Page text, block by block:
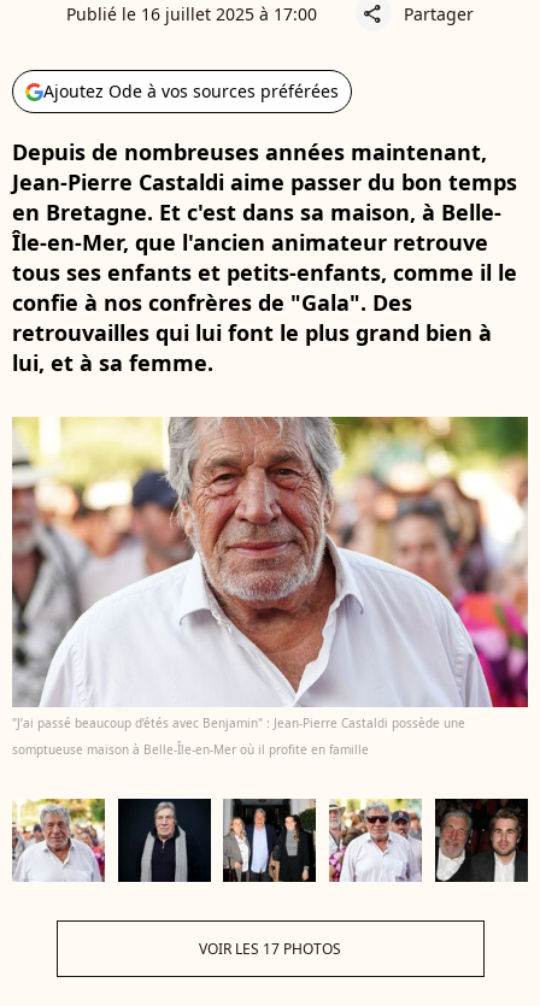
Publié le 16 juillet 2025 à 17:00 share Partager
Ajoutez Ode à vos sources préférées
Depuis de nombreuses années maintenant,
Jean-Pierre Castaldi aime passer du bon temps
en Bretagne. Et c'est dans sa maison, à Belle-
Île-en-Mer, que l'ancien animateur retrouve
tous ses enfants et petits-enfants, comme il le
confie à nos confrères de "Gala". Des
retrouvailles qui lui font le plus grand bien à
lui, et à sa femme.
"J’ai passé beaucoup d’étés avec Benjamin" : Jean-Pierre Castaldi possède une
somptueuse maison à Belle-Île-en-Mer où il profite en famille
VOIR LES 17 PHOTOS